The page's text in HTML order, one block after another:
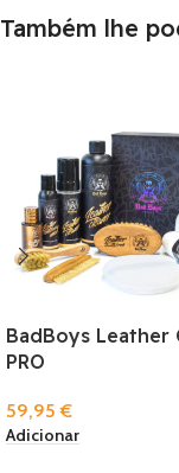
Também lhe
BadBoys Leather
PRO
59,95€
Adicionar